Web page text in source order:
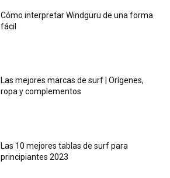
Cómo interpretar Windguru de una forma
fácil
Las mejores marcas de surf | Orígenes,
ropa y complementos
Las 10 mejores tablas de surf para
principiantes 2023